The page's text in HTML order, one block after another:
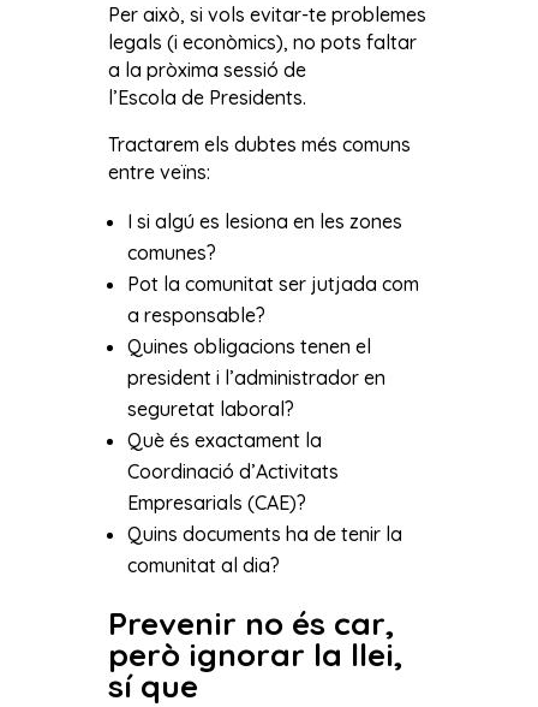
Per això, si vols evitar-te problemes
legals (i econòmics), no pots faltar
a la pròxima sessió de
l’Escola de Presidents.
Tractarem els dubtes més comuns
entre veïns:
I si algú es lesiona en les zones
comunes?
Pot la comunitat ser jutjada com
a responsable?
Quines obligacions tenen el
president i l’administrador en
seguretat laboral?
Què és exactament la
Coordinació d’Activitats
Empresarials (CAE)?
Quins documents ha de tenir la
comunitat al dia?
Prevenir no és car,
però ignorar la llei,
sí que